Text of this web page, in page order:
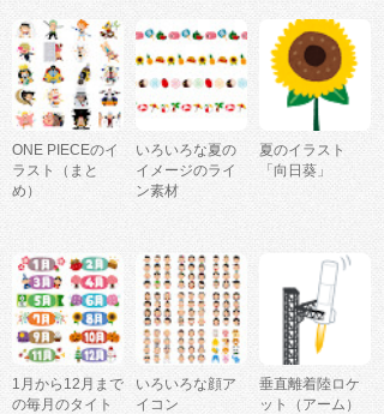
ONE PIECEのイ
ラスト（まと
め）
いろいろな夏の
イメージのライ
ン素材
夏のイラスト
「向日葵」
1月から12月まで
の毎月のタイト
いろいろな顔ア
イコン
垂直離着陸ロケ
ット（アーム）